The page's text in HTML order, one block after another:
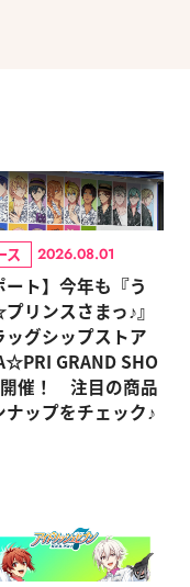
ス 2026.08.01
ート】今年も『う
リンスさまっ♪』
ッグシップストア
GRAND SHO
催！ 注目の商品
ナップをチェック♪